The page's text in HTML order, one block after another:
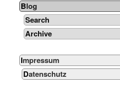
Blog
Search
Archive
Impressum
Datenschutz